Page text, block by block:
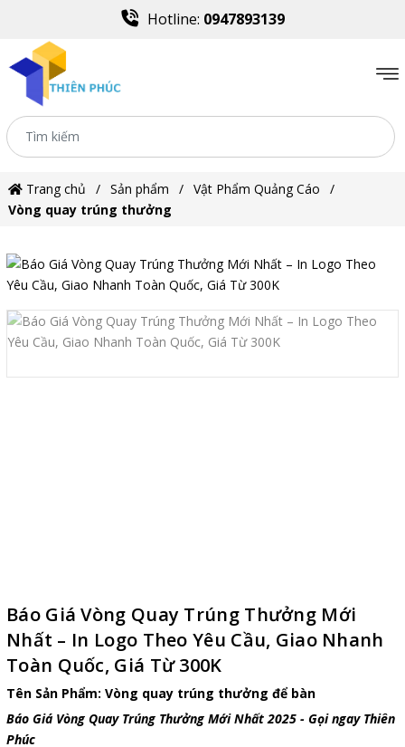
Hotline: 0947893139
Trang chủ Sản phẩm
Vật Phẩm Quảng Cáo
Vòng quay trúng thưởng
Báo Giá Vòng Quay Trúng Thưởng Mới
Nhất – In Logo Theo Yêu Cầu, Giao Nhanh
Toàn Quốc, Giá Từ 300K
Tên Sản Phẩm: Vòng quay trúng thưởng để bàn
Báo Giá Vòng Quay Trúng Thưởng Mới Nhất 2025 - Gọi ngay Thiên
Phúc